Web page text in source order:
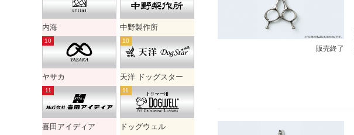
販売終了
内海
ヤサカ
喜田アイディア
中野製作所
天洋 ドッグスター
ドッグウェル